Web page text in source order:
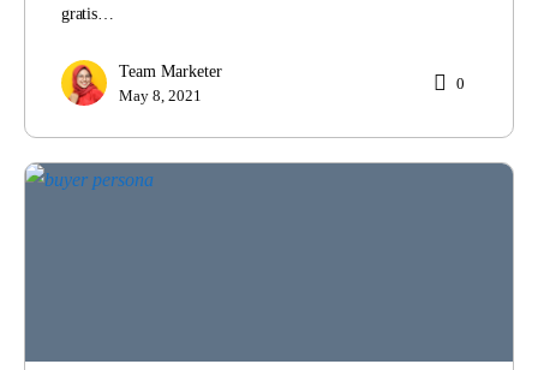
gratis…
Team Marketer
May 8, 2021
0